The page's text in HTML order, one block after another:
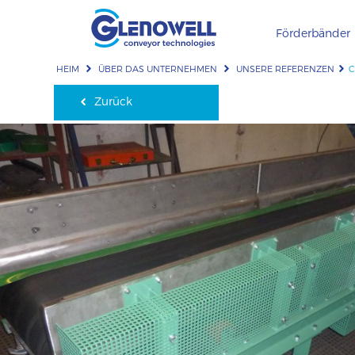
Förderbänder
HEIM ÜBER DAS UNTERNEHMEN UNSERE REFERENZEN
Zurück